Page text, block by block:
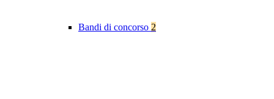
Bandi di concorso 2